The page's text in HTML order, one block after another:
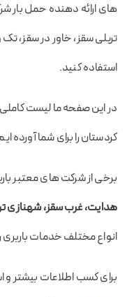
های ارائه دهنده حمل بار
تریلی سقز، خاور در سقز،
استفاده کنید.
در این صفحه ما لیست
کردستان را برای شما آورده
برخی از شرکت های معتبر
هدایت، غرب سقز، شهنازی
انواع مختلف خدمات باربری
برای کسب اطلاعات بیشتر و